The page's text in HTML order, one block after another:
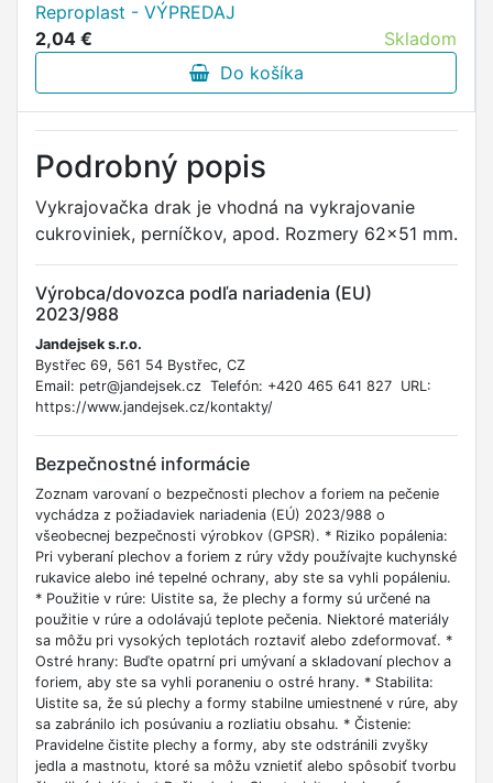
Reproplast - VÝPREDAJ
2,04 €
Skladom
Do košíka
Podrobný popis
Vykrajovačka drak je vhodná na vykrajovanie
cukroviniek, perníčkov, apod. Rozmery 62x51 mm.
Výrobca/dovozca podľa nariadenia (EU)
2023/988
Jandejsek s.r.o.
Bystřec 69, 561 54 Bystřec, CZ
Email: petr@jandejsek.cz Telefón: +420 465 641 827 URL:
https://www.jandejsek.cz/kontakty/
Bezpečnostné informácie
Zoznam varovaní o bezpečnosti plechov a foriem na pečenie
vychádza z požiadaviek nariadenia (EÚ) 2023/988 o
všeobecnej bezpečnosti výrobkov (GPSR). * Riziko popálenia:
Pri vyberaní plechov a foriem z rúry vždy používajte kuchynské
rukavice alebo iné tepelné ochrany, aby ste sa vyhli popáleniu.
* Použitie v rúre: Uistite sa, že plechy a formy sú určené na
použitie v rúre a odolávajú teplote pečenia. Niektoré materiály
sa môžu pri vysokých teplotách roztaviť alebo zdeformovať. *
Ostré hrany: Buďte opatrní pri umývaní a skladovaní plechov a
foriem, aby ste sa vyhli poraneniu o ostré hrany. * Stabilita:
Uistite sa, že sú plechy a formy stabilne umiestnené v rúre, aby
sa zabránilo ich posúvaniu a rozliatiu obsahu. * Čistenie:
Pravidelne čistite plechy a formy, aby ste odstránili zvyšky
jedla a mastnotu, ktoré sa môžu vznietiť alebo spôsobiť tvorbu